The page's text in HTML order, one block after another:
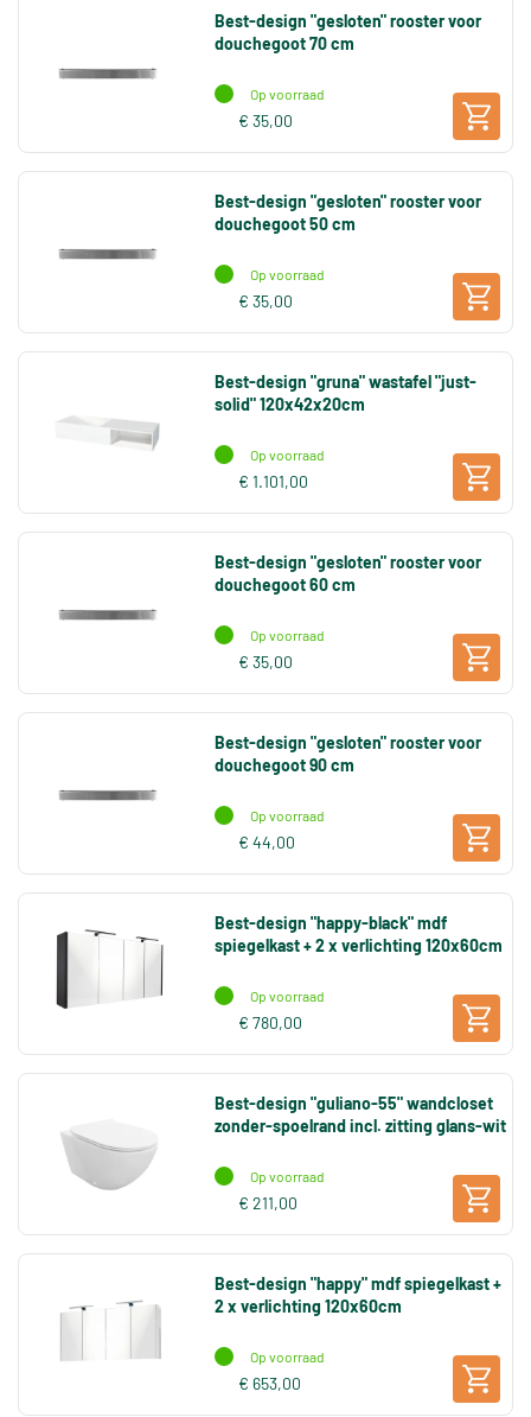
Best-design "gesloten" rooster voor
douchegoot 70 cm
Op voorraad
€ 35,00
Best-design "gesloten" rooster voor
douchegoot 50 cm
Op voorraad
€ 35,00
Best-design "gruna" wastafel "just-
solid" 120x42x20cm
Op voorraad
€ 1.101,00
Best-design "gesloten" rooster voor
douchegoot 60 cm
Op voorraad
€ 35,00
Best-design "gesloten" rooster voor
douchegoot 90 cm
Op voorraad
€ 44,00
Best-design "happy-black" mdf
spiegelkast + 2 x verlichting 120x60cm
Op voorraad
€ 780,00
Best-design "guliano-55" wandcloset
zonder-spoelrand incl. zitting glans-wit
Op voorraad
€ 211,00
Best-design "happy" mdf spiegelkast +
2 x verlichting 120x60cm
Op voorraad
€ 653,00